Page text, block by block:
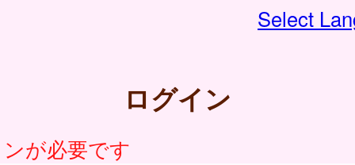
Select
ログイン
が必要です